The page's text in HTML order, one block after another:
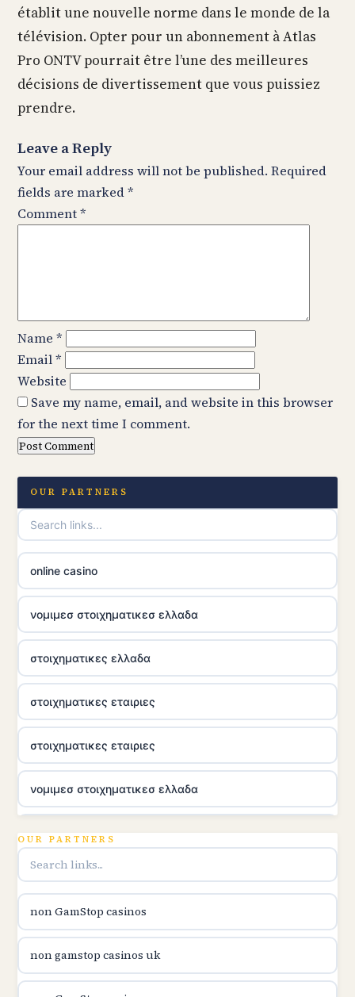
établit une nouvelle norme dans le monde de la
télévision. Opter pour un abonnement à Atlas
Pro ONTV pourrait être l’une des meilleures
décisions de divertissement que vous puissiez
prendre.
Leave a Reply
Your email address will not be published. Required
fields are marked*
Comment*
Name *
Email*
Website
Save my name, email, and website in this browser
for the next time I comment.
OUR PARTNERS
online casino
νομιμεσ στοιχηματικεσ ελλαδα
στοιχηματικες ελλαδα
στοιχηματικες εταιριες
στοιχηματικες εταιριες
νομιμεσ στοιχηματικεσ ελλαδα
utländska casino
utländska casino
OUR PARTNERS
non GamStop casinos
non gamstop casinos uk